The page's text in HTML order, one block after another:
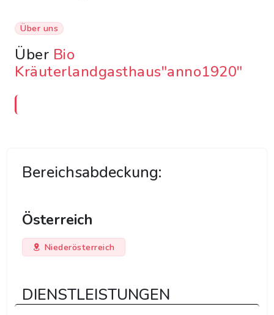
Über uns
Über Bio
Kräuterlandgasthaus"anno1920"
Bereichsabdeckung:
Österreich
Niederösterreich
DIENSTLEISTUNGEN